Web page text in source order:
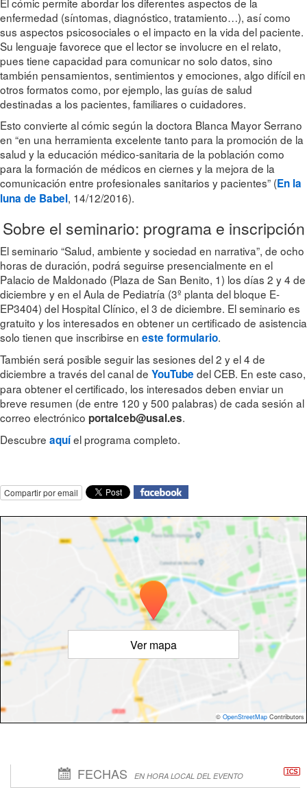
enfermedad (síntomas, diagnóstico, tratamiento…), así como
sus aspectos psicosociales o el impacto en la vida del paciente.
Su lenguaje favorece que el lector se involucre en el relato,
pues tiene capacidad para comunicar no solo datos, sino
también pensamientos, sentimientos y emociones, algo difícil en
otros formatos como, por ejemplo, las guías de salud
destinadas a los pacientes, familiares o cuidadores.
Esto convierte al cómic según la doctora Blanca Mayor Serrano
en “en una herramienta excelente tanto para la promoción de la
salud y la educación médico-sanitaria de la población como
para la formación de médicos en ciernes y la mejora de la
comunicación entre profesionales sanitarios y pacientes” (En la
luna de Babel, 14/12/2016).
Sobre el seminario: programa e inscripción
El seminario “Salud, ambiente y sociedad en narrativa”, de ocho
horas de duración, podrá seguirse presencialmente en el
Palacio de Maldonado (Plaza de San Benito, 1) los días 2 y 4 de
diciembre y en el Aula de Pediatría (3º planta del bloque E-
EP3404) del Hospital Clínico, el 3 de diciembre. El seminario es
gratuito y los interesados en obtener un certificado de asistencia
solo tienen que inscribirse en este formulario.
También será posible seguir las sesiones del 2 y el 4 de
diciembre a través del canal de YouTube del CEB. En este caso,
para obtener el certificado, los interesados deben enviar un
breve resumen (de entre 120 y 500 palabras) de cada sesión al
correo electrónico portalceb@usal.es.
Descubre aquíel programa completo.
Compartir por email
Ver mapa
© OpenStreetMap Contributors
FECHAS EN HORA LOCAL DEL EVENTO